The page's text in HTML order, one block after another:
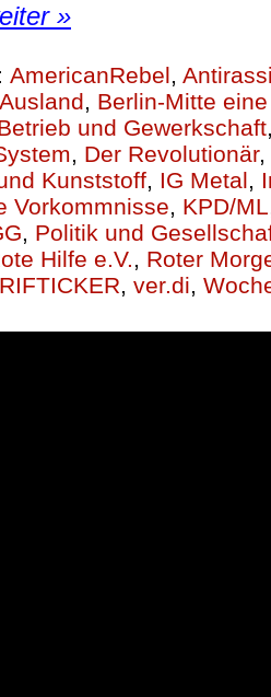
»
AmericanRebel,
Ausland, Berlin-Mitte
und Gewerkschaft
, Der Revolutionär,
Kunststoff, IG Metal,
Vorkommnisse, KPD/ML
, Politik und
Hilfe e.V., Roter
, ver.di,